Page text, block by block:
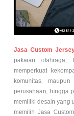
Jasa Custom
pakaian olahraga,
memperkuat
komunitas,
perusahaan, hingga
memiliki desain yang
memilih Jasa